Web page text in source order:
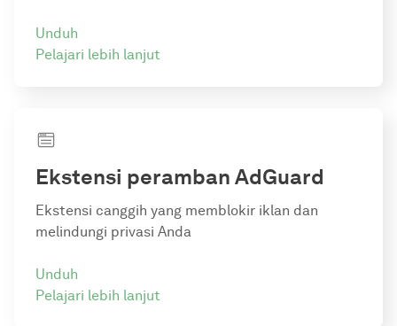
Pelajari lebih lanjut
Unduh
Ekstensi peramban AdGuard
Ekstensi canggih yang memblokir iklan dan
melindungi privasi Anda
Pelajari lebih lanjut
Unduh